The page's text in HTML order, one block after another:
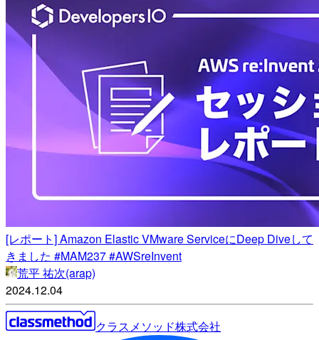
[レポート] Amazon Elastic VMware ServiceにDeep Diveして
きました #MAM237 #AWSreInvent
荒平 祐次(arap)
2024.12.04
クラスメソッド株式会社